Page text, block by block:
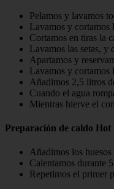
Pelamos y lavamos
Lavamos y cortamos
Cortamos en tiras la
Lavamos las setas, y
Apartamos y
Lavamos y cortamos
Añadimos 2,5 litros
Cuando el agua
Mientras hierve el
Preparación de caldo Hot
Añadimos los
Calentamos durante
Repetimos el primer